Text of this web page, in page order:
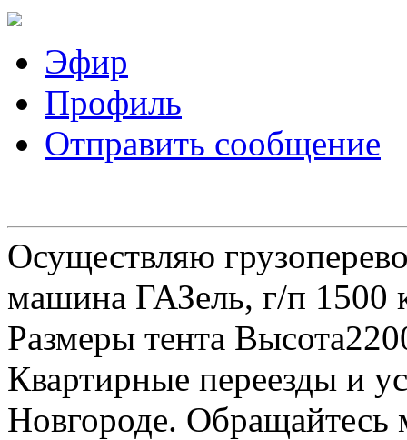
Эфир
Профиль
Отправить сообщение
Осуществляю
машина ГАЗель, г/п 1500
Размеры тента
Квартирные переезды и
Новгороде.